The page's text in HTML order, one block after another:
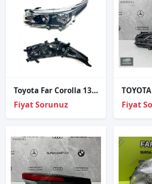
Toyota Far Corolla 13-16 Sol (Ledli-nikelaj Çıtalı)
Fiyat Sorunuz Fiyat